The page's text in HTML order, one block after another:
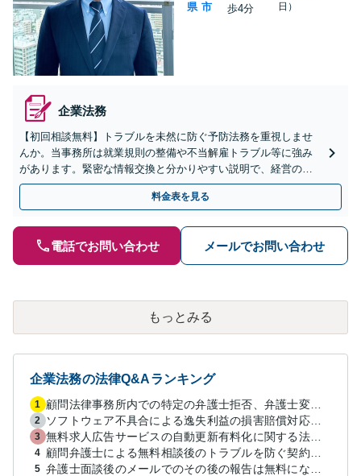
県 市
歩4分
日）
企業法務
【初回相談無料】トラブルを未然に防ぐ予防法務を重視しませ
んか。当事務所は就業規則の整備や不当解雇トラブル等に強み
があります。緊密な情報交換と分かりやすい説明で、経営の安
定を支えます。スポット相談も歓迎！まずは貴社のお悩みをお
料金表を見る
電話でお問い合わせ メールでお問い合わせ
もっとみる
企業法務の法律Q&Aランキング
1 顧問法律事務所内での特定の弁護士拒否、弁護士変更はあり？一般論でも構いません。
2 ソフトウェア不具合による逸失利益の損害賠償対応について相談
3 無料求人広告サービスの自動更新有料化に関する法的対策は？
4
5